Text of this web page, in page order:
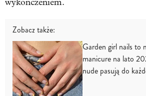
Zobacz także:
Garden girl nails to
manicure na lato
nude pasują do